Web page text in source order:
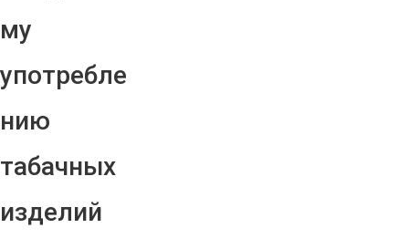
му
употребле
нию
табачных
изделий